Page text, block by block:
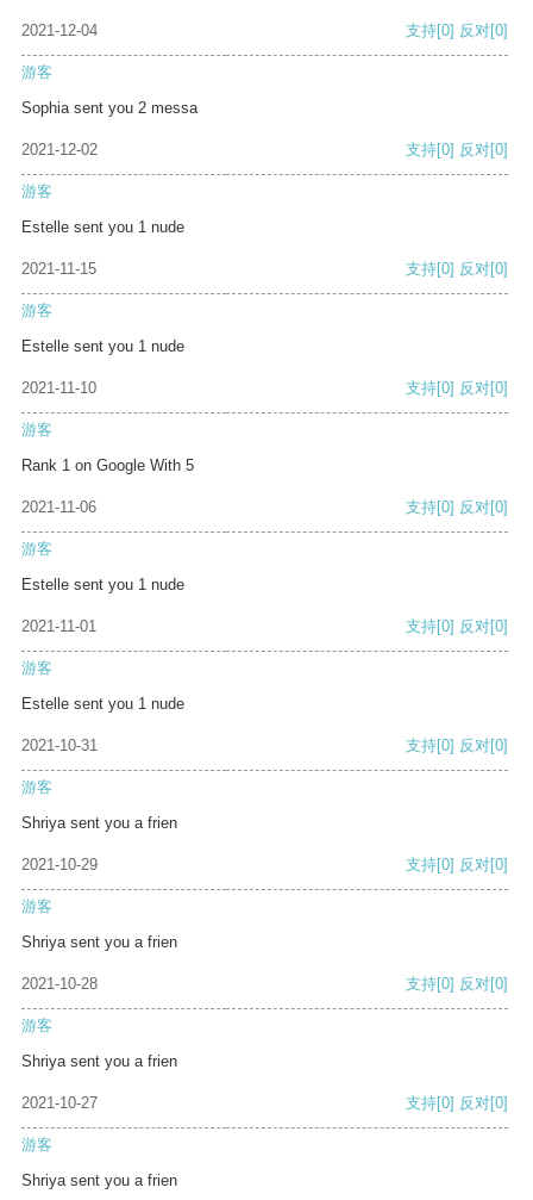
2021-12-04 支持[0] 反对[0]
游客
Sophia sent you 2 messa
2021-12-02 支持[0] 反对[0]
游客
Estelle sent you 1 nude
2021-11-15 支持[0] 反对[0]
游客
Estelle sent you 1 nude
2021-11-10 支持[0] 反对[0]
游客
Rank 1 on Google With 5
2021-11-06 支持[0] 反对[0]
游客
Estelle sent you 1 nude
2021-11-01 支持[0] 反对[0]
游客
Estelle sent you 1 nude
2021-10-31 支持[0] 反对[0]
游客
Shriya sent you a frien
2021-10-29 支持[0] 反对[0]
游客
Shriya sent you a frien
2021-10-28 支持[0] 反对[0]
游客
Shriya sent you a frien
2021-10-27 支持[0] 反对[0]
游客
Shriya sent you a frien